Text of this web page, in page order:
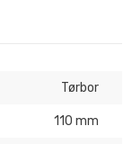
Tørbor
110 mm